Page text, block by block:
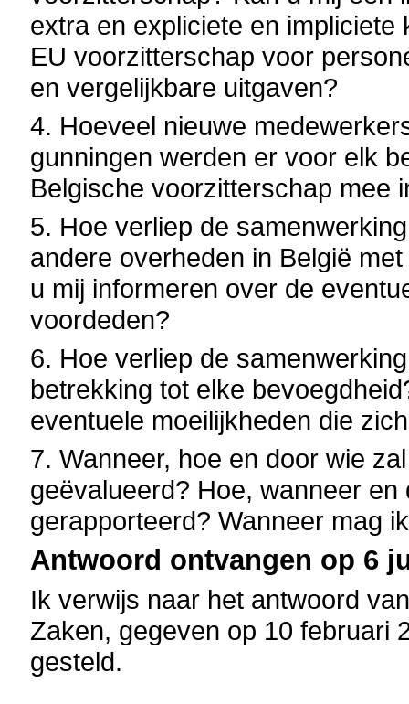
extra en expliciete en
EU voorzitterschap voor
en vergelijkbare uitgaven?
4. Hoeveel nieuwe
gunningen werden er voor elk
Belgische voorzitterschap mee
5. Hoe verliep de
andere overheden in België
u mij informeren over de
voordeden?
6. Hoe verliep de
betrekking tot elke
eventuele moeilijkheden die
7. Wanneer, hoe en door wie
geëvalueerd? Hoe, wanneer
gerapporteerd? Wanneer mag
Antwoord ontvangen op 6
Ik verwijs naar het antwoord
Zaken, gegeven op 10 februari
gesteld.